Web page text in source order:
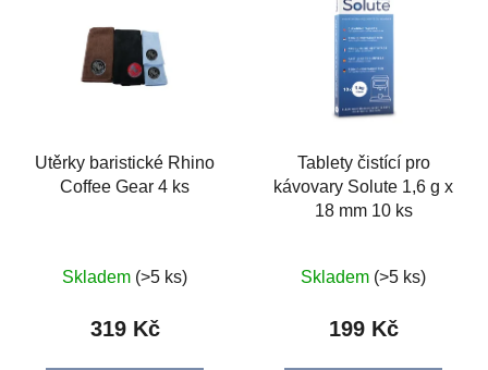
Utěrky baristické Rhino
Coffee Gear 4 ks
Skladem (>5 ks)
319 Kč
Tablety čistící pro
kávovary Solute 1,6 g x
18 mm 10 ks
Skladem (>5 ks)
199 Kč